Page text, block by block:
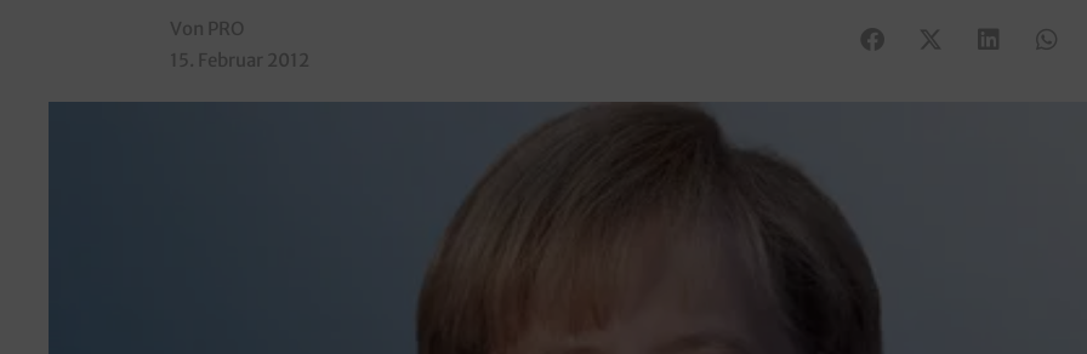
Von PRO
15. Februar 2012